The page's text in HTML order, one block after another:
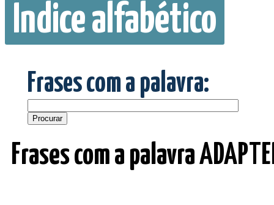
Índice alfabético
Frases com a palavra:
Frases com a palavra